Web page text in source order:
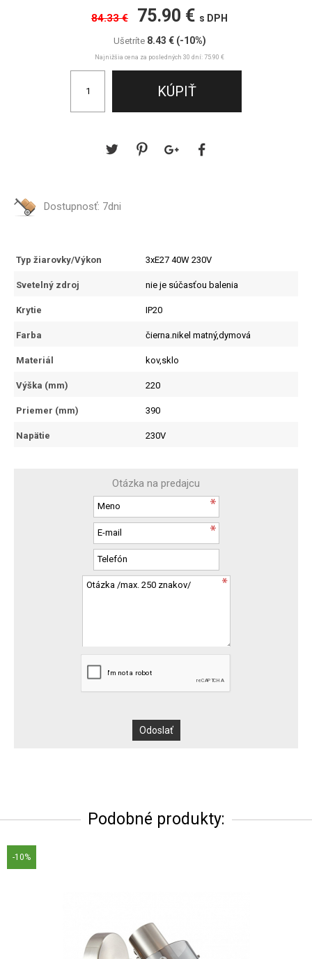
84.33 € 75.90 € s DPH
Ušetríte 8.43 € (-10%)
Najnižšia cena za posledných 30 dní: 75.90 €
Dostupnosť: 7dni
Typ žiarovky/Výkon 3xE27 40W 230V
Svetelný zdroj nie je súčasťou balenia
Krytie IP20
Farba čierna.nikel matný,dymová
Materiál kov,sklo
Výška (mm) 220
Priemer (mm) 390
Napätie 230V
Otázka na predajcu
Podobné produkty:
-10%